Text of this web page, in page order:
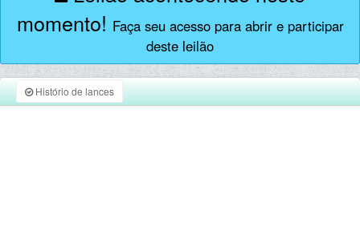
momento! Faça seu acesso para abrir e participar
deste leilão
Histório de lances